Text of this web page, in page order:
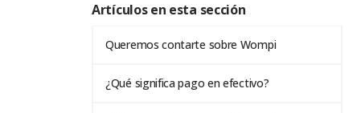
Artículos en esta sección
Queremos contarte sobre Wompi
¿Qué significa pago en efectivo?